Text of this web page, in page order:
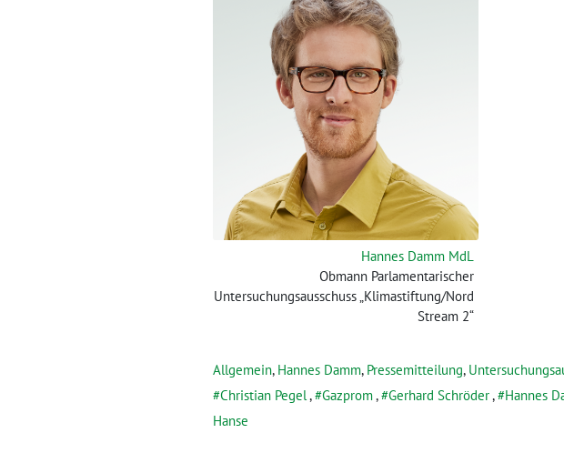
Hannes Damm MdL
Obmann Parlamentarischer
Untersuchungsausschuss „Klimastiftung/Nord
Stream 2“
Allgemein, Hannes Damm, Pressemitteilung,
Christian Pegel, Gazprom, Gerhard Schröder, Hannes
Hanse